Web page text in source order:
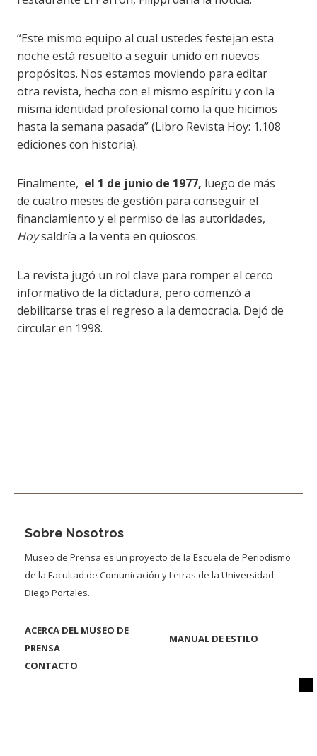
“Este mismo equipo al cual ustedes festejan esta
noche está resuelto a seguir unido en nuevos
propósitos. Nos estamos moviendo para editar
otra revista, hecha con el mismo espíritu y con la
misma identidad profesional como la que hicimos
hasta la semana pasada” (Libro Revista Hoy: 1.108
ediciones con historia).
Finalmente, el 1 de junio de 1977, luego de más
de cuatro meses de gestión para conseguir el
financiamiento y el permiso de las autoridades,
Hoysaldría a la venta en quioscos.
La revista jugó un rol clave para romper el cerco
informativo de la dictadura, pero comenzó a
debilitarse tras el regreso a la democracia. Dejó de
circular en 1998.
Sobre Nosotros
Museo de Prensa es un proyecto de la Escuela de Periodismo
de la Facultad de Comunicación y Letras de la Universidad
Diego Portales.
ACERCA DEL MUSEO DE
PRENSA
MANUAL DE ESTILO
CONTACTO